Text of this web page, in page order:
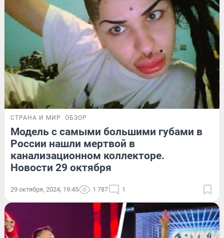
СТРАНА И МИР ОБЗОР
Модель с самыми большими губами в
России нашли мертвой в
канализационном коллекторе.
Новости 29 октября
29 октября, 2024, 19:45 1 787 1